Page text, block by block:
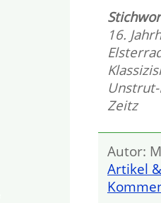
16.
Zeitz
Autor:
Artikel